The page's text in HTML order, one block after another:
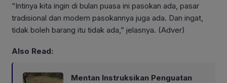
“Intinya kita ingin di bulan puasa ini pasokan ada, pasar
tradisional dan modern pasokannya juga ada. Dan ingat,
tidak boleh barang itu tidak ada,” jelasnya. (Adver)
Also Read:
Mentan Instruksikan Penguatan